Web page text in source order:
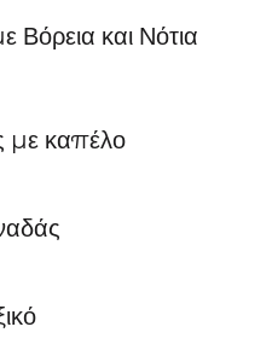
Βόρεια και Νότια
καπέλο